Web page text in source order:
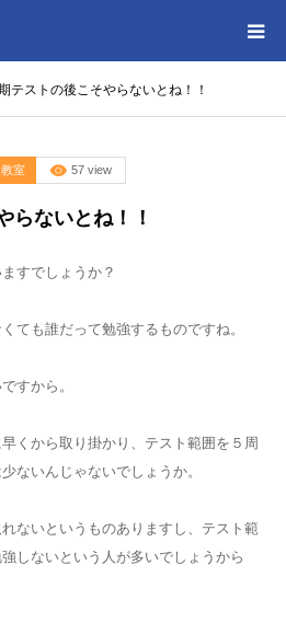
テストの後こそやらないとね！！
室 57 view
らないとね！！
すでしょうか？
ても誰だって勉強するものですね。
すから。
くから取り掛かり、テスト範囲を５周
ないんじゃないでしょうか。
ないというものありますし、テスト範
しないという人が多いでしょうから